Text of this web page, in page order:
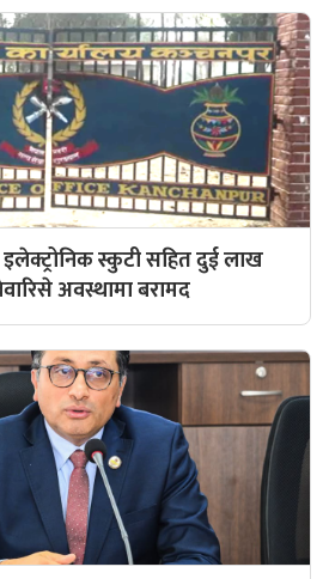
स्कुटी सहित दुई लाख
अवस्थामा बरामद